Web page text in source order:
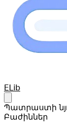
Your Company
ELib
Պատրաստի
Բաժիններ